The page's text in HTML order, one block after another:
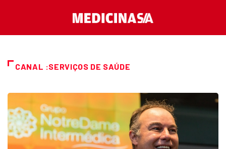
CANAL :SERVIÇOS DE SAÚDE